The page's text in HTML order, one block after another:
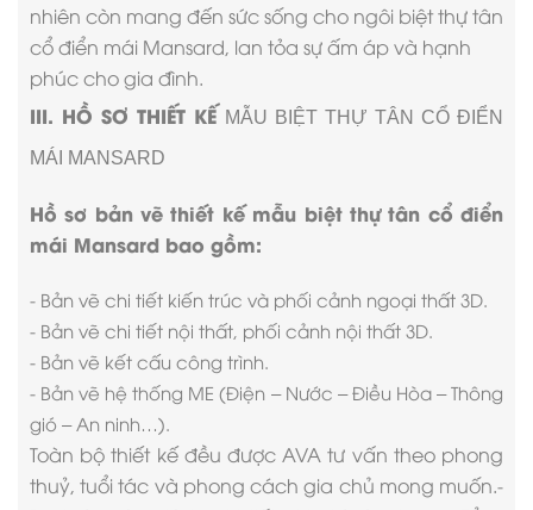
nhiên còn mang đến sức sống cho ngôi biệt thự tân
cổ điển mái Mansard, lan tỏa sự ấm áp và hạnh
phúc cho gia đình.
III. HỒ SƠ THIẾT KẾ MẪU BIỆT THỰ TÂN CỔ ĐIỂN
MÁI MANSARD
Hồ sơ bản vẽ thiết kế mẫu biệt thự tân cổ điển
mái Mansard bao gồm:
- Bản vẽ chi tiết kiến trúc và phối cảnh ngoại thất 3D.
- Bản vẽ chi tiết nội thất, phối cảnh nội thất 3D.
- Bản vẽ kết cấu công trình.
- Bản vẽ hệ thống ME (Điện – Nước – Điều Hòa – Thông
gió – An ninh…).
Toàn bộ thiết kế đều được AVA tư vấn theo phong
thuỷ, tuổi tác và phong cách gia chủ mong muốn.-